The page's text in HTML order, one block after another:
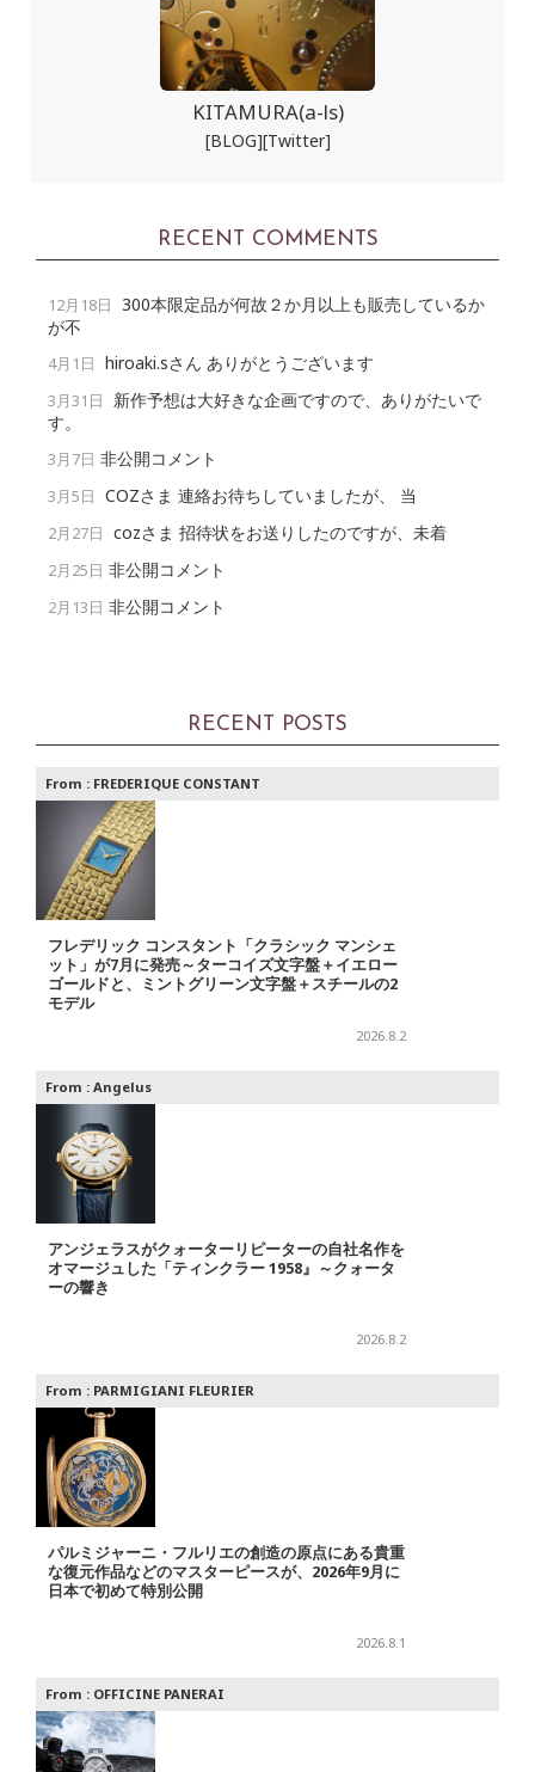
KITAMURA(a-ls)
[BLOG][Twitter]
RECENT COMMENTS
12月18日 300本限定品が何故２か月以上も販売しているか
が不
4月1日 hiroaki.sさん ありがとうございます
3月31日
新作予想は大好きな企画ですので、ありがたいで
す。
3月7日 非公開コメント
3月5日 COZさま 連絡お待ちしていましたが、 当
2月27日 cozさま 招待状をお送りしたのですが、未着
2月25日 非公開コメント
2月13日 非公開コメント
RECENT POSTS
From : FREDERIQUE CONSTANT
フレデリック コンスタント「クラシック マンシェ
ット」が7月に発売～ターコイズ文字盤＋イエロー
ゴールドと、ミントグリーン文字盤＋スチールの2
モデル
2026.8.2
From : Angelus
アンジェラスがクォーターリピーターの自社名作を
オマージュした「ティンクラー 1958』～クォータ
ーの響き
2026.8.2
From : PARMIGIANI FLEURIER
パルミジャーニ・フルリエの創造の原点にある貴重
な復元作品などのマスターピースが、2026年9月に
日本で初めて特別公開
2026.8.1
From : OFFICINE PANERAI